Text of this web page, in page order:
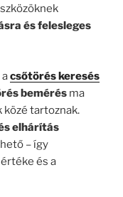
és felesleges
acsőtörés keresés
bemérés ma
közé tartoznak.
elhárítás
– így
és a